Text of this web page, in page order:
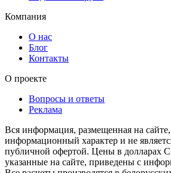
Компания
О нас
Блог
Контакты
О проекте
Вопросы и ответы
Реклама
Вся информация, размещенная на
информационный характер и не
публичной офертой. Цены в долларах
указанные на сайте, приведены с